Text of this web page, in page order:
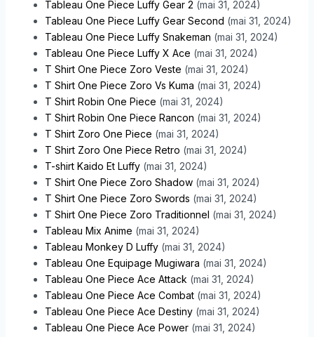
Tableau One Piece Luffy Gear 2 (mai 31, 2024)
Tableau One Piece Luffy Gear Second (mai 31, 2024)
Tableau One Piece Luffy Snakeman (mai 31, 2024)
Tableau One Piece Luffy X Ace (mai 31, 2024)
T Shirt One Piece Zoro Veste (mai 31, 2024)
T Shirt One Piece Zoro Vs Kuma (mai 31, 2024)
T Shirt Robin One Piece (mai 31, 2024)
T Shirt Robin One Piece Rancon (mai 31, 2024)
T Shirt Zoro One Piece (mai 31, 2024)
T Shirt Zoro One Piece Retro (mai 31, 2024)
T-shirt Kaido Et Luffy (mai 31, 2024)
T Shirt One Piece Zoro Shadow (mai 31, 2024)
T Shirt One Piece Zoro Swords (mai 31, 2024)
T Shirt One Piece Zoro Traditionnel (mai 31, 2024)
Tableau Mix Anime (mai 31, 2024)
Tableau Monkey D Luffy (mai 31, 2024)
Tableau One Equipage Mugiwara (mai 31, 2024)
Tableau One Piece Ace Attack (mai 31, 2024)
Tableau One Piece Ace Combat (mai 31, 2024)
Tableau One Piece Ace Destiny (mai 31, 2024)
Tableau One Piece Ace Power (mai 31, 2024)